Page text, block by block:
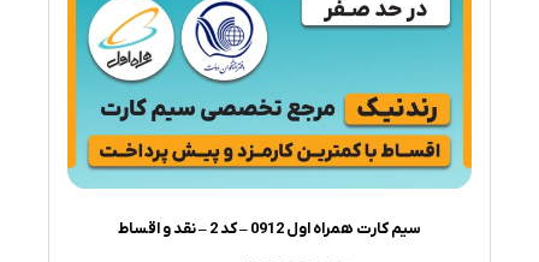
سیم کارت همراه اول 0912 – کد 2 – نقد و اقساط